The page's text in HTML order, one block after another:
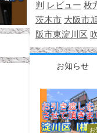
邸）
2026年7月30日
判
レビュー 枚
茨木市 大阪市
阪市東淀川区
お知らせ
お